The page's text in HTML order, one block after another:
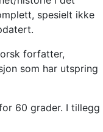
spesielt ikke
forfatter,
som har utspring
60 grader. I tillegg